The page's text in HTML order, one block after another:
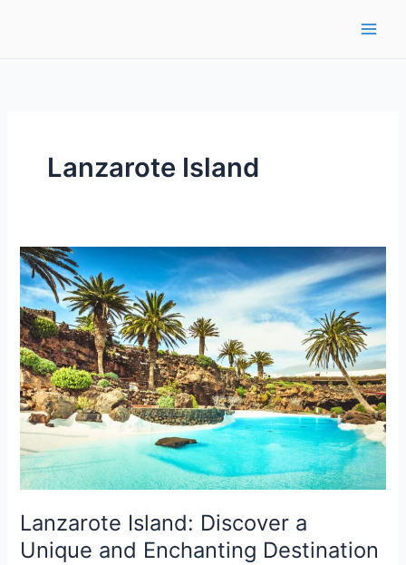
Lanzarote Island
Lanzarote Island: Discover a
Unique and Enchanting Destination